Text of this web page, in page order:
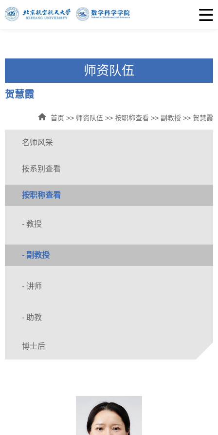
师资队伍
贺慧霞
首页 >> 师资队伍 >> 按职称查看 >> 副教授 >> 贺慧霞
名师风采
按系别查看
按职称查看
- 教授
- 副教授
- 讲师
- 助教
博士后